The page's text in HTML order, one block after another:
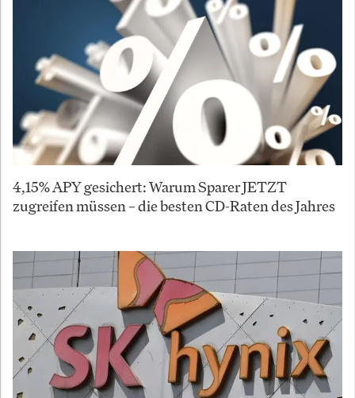
4,15% APY gesichert: Warum Sparer JETZT
zugreifen müssen – die besten CD-Raten des Jahres